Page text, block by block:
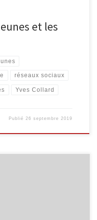
et les
réseaux sociaux
Yves Collard
Publié 26 septembre 2019